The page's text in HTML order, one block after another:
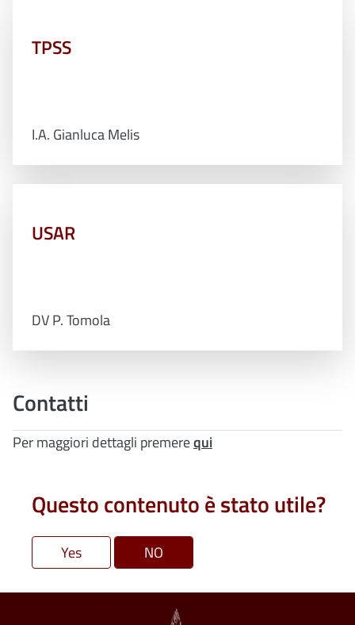
TPSS
I.A. Gianluca Melis
USAR
DV P. Tomola
Contatti
Per maggiori dettagli premerequi
Questo contenuto è stato utile?